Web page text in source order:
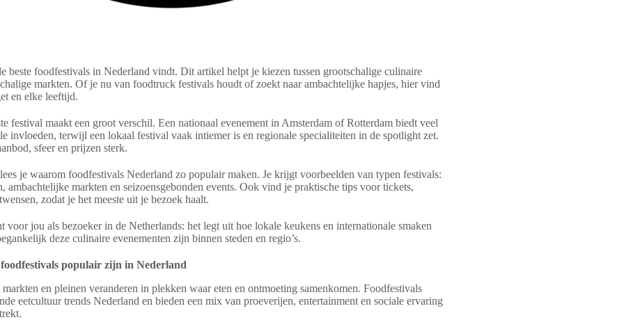
beste foodfestivals in Nederland vindt. Dit artikel helpt je kiezen tussen grootschalige culinaire
markten. Of je nu van foodtruck festivals houdt of zoekt naar ambachtelijke hapjes, hier vind
en elke leeftijd.
festival maakt een groot verschil. Een nationaal evenement in Amsterdam of Rotterdam biedt veel
invloeden, terwijl een lokaal festival vaak intiemer is en regionale specialiteiten in de spotlight zet.
sfeer en prijzen sterk.
je waarom foodfestivals Nederland zo populair maken. Je krijgt voorbeelden van typen festivals:
ambachtelijke markten en seizoensgebonden events. Ook vind je praktische tips voor tickets,
zodat je het meeste uit je bezoek haalt.
voor jou als bezoeker in de Netherlands: het legt uit hoe lokale keukens en internationale smaken
deze culinaire evenementen zijn binnen steden en regio’s.
populair zijn in Nederland
markten en pleinen veranderen in plekken waar eten en ontmoeting samenkomen. Foodfestivals
eetcultuur trends Nederland en bieden een mix van proeverijen, entertainment en sociale ervaring